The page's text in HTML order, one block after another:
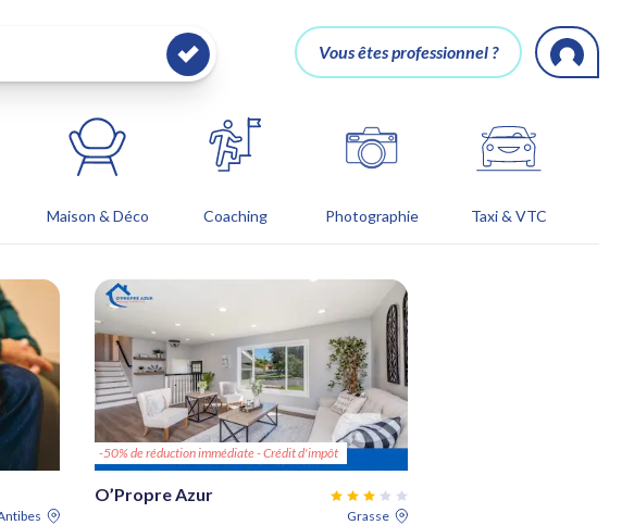
Vous êtes professionnel ?
Maison & Déco Coaching Photographie Taxi & VTC
-50% de réduction immédiate - Crédit d'impôt
O’Propre Azur
Grasse